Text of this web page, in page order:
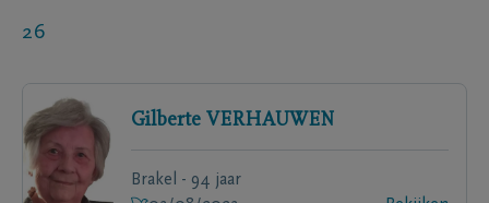
26
Gilberte VERHAUWEN
Brakel - 94 jaar